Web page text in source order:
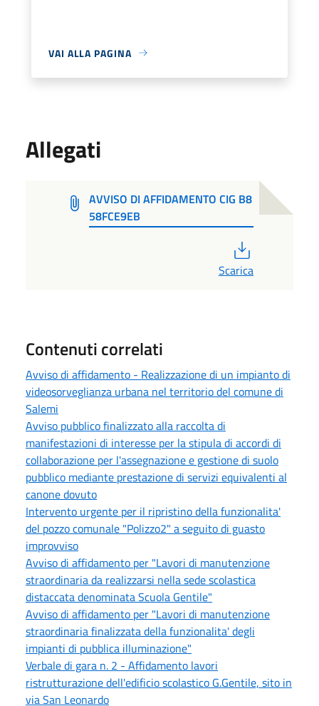
VAI ALLA PAGINA
Allegati
AVVISO DI AFFIDAMENTO CIG B8
58FCE9EB
Scarica
Contenuti correlati
Avviso di affidamento - Realizzazione di un impianto di
videosorveglianza urbana nel territorio del comune di
Salemi
Avviso pubblico finalizzato alla raccolta di
manifestazioni di interesse per la stipula di accordi di
collaborazione per l'assegnazione e gestione di suolo
pubblico mediante prestazione di servizi equivalenti al
canone dovuto
Intervento urgente per il ripristino della funzionalita'
del pozzo comunale "Polizzo2" a seguito di guasto
improvviso
Avviso di affidamento per "Lavori di manutenzione
straordinaria da realizzarsi nella sede scolastica
distaccata denominata Scuola Gentile"
Avviso di affidamento per "Lavori di manutenzione
straordinaria finalizzata della funzionalita' degli
impianti di pubblica illuminazione"
Verbale di gara n. 2 - Affidamento lavori
ristrutturazione dell'edificio scolastico G.Gentile, sito in
via San Leonardo